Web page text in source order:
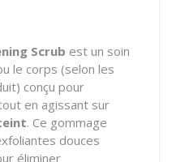
Scrub est un soin
le corps (selon les
conçu pour
en agissant sur
. Ce gommage
douces
éliminer